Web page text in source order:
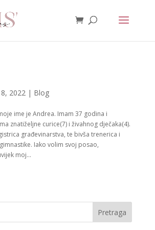
2022| Blog
ime je Andrea. Imam 37 godina i
znatiželjne curice(7) i živahnog dječaka(4).
građevinarstva, te bivša trenerica i
Iako volim svoj posao,
moj...